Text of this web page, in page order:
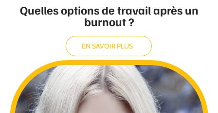
Quelles options de travail après un
burnout ?
EN SAVOIR PLUS